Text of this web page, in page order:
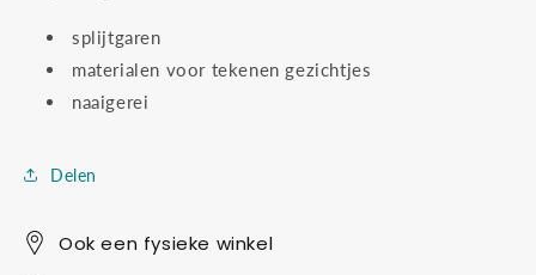
splijtgaren
materialen voor tekenen gezichtjes
naaigerei
Delen
Ook een fysieke winkel